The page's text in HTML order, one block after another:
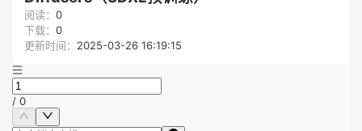
阅读： 0
下载： 0
更新时间： 2025-03-26 16:19:15
/ 0